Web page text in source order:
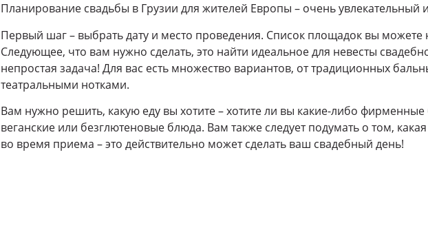
Планирование свадьбы в Грузии для жителей Европы – очень увлекательный
Первый шаг – выбрать дату и место проведения. Список площадок вы можете
Следующее, что вам нужно сделать, это найти идеальное для невесты
непростая задача! Для вас есть множество вариантов, от традиционных
театральными нотками.
Вам нужно решить, какую еду вы хотите – хотите ли вы какие-либо фирменные
веганские или безглютеновые блюда. Вам также следует подумать о том,
во время приема – это действительно может сделать ваш свадебный день!